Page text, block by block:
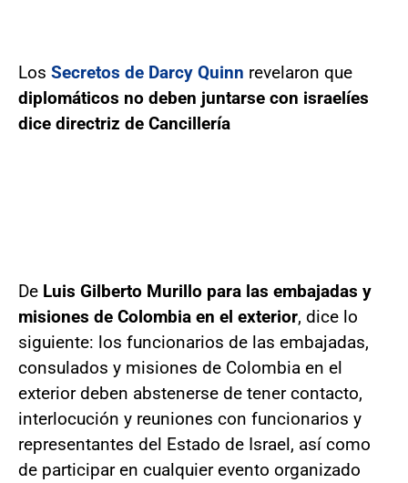
Los Secretos de Darcy Quinn revelaron que
diplomáticos no deben juntarse con israelíes
dice directriz de Cancillería
De Luis Gilberto Murillo para las embajadas y
misiones de Colombia en el exterior, dice lo
siguiente: los funcionarios de las embajadas,
consulados y misiones de Colombia en el
exterior deben abstenerse de tener contacto,
interlocución y reuniones con funcionarios y
representantes del Estado de Israel, así como
de participar en cualquier evento organizado